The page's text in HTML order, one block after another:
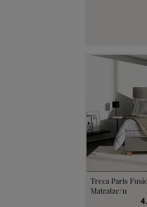
Treca Paris
Matratze/n